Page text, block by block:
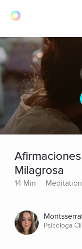
Milagrosa
14 Min Meditation
Psicóloga